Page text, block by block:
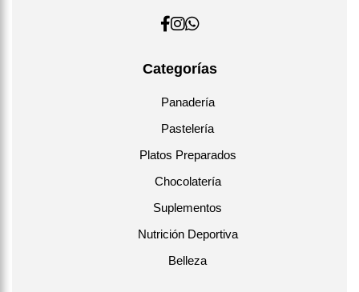
Categorías
Panadería
Pastelería
Platos Preparados
Chocolatería
Suplementos
Nutrición Deportiva
Belleza